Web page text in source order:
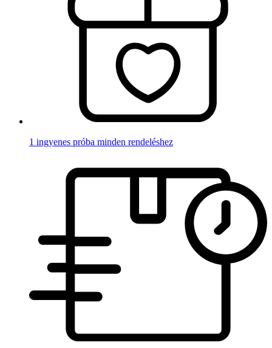
1 ingyenes próba minden rendeléshez